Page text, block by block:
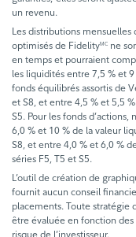
un revenu.
Les distributions
optimisés de FidelityMC ne
en temps et pourraient
les liquidités entre 7,5 % et
fonds équilibrés assortis de
et S8, et entre 4,5 % et 5,5
S5. Pour les fonds
6,0 % et 10 % de la valeur
S8, et entre 4,0 % et 6,0 %
séries F5, T5 et S5.
L’outil de création de
fournit aucun conseil
placements. Toute stratégie
être évaluée en fonction
risque de l’investisseur.